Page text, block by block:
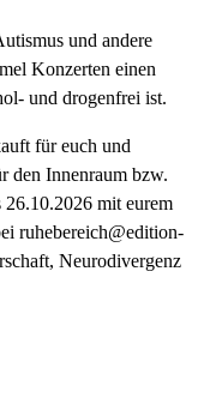
und andere
Konzerten einen
und drogenfrei ist.
für euch und
den Innenraum bzw.
26.10.2026 mit eurem
ruhebereich@edition-
Neurodivergenz